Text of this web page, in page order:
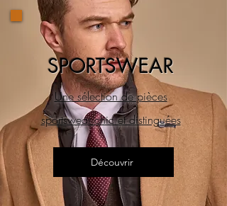
SPORTSWEAR
Une sélection de pièces
sportswear chic et distinguées
Découvrir